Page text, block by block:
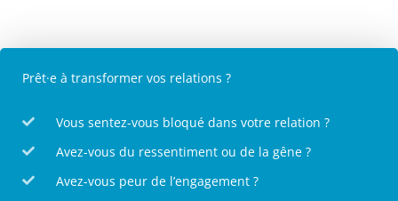
Prêt·e à transformer vos relations ?
Vous sentez-vous bloqué dans votre relation ?
Avez-vous du ressentiment ou de la gêne ?
Avez-vous peur de l’engagement ?